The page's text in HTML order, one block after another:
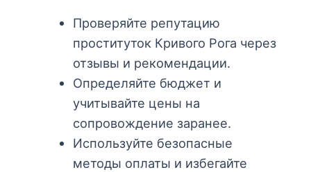
Проверяйте репутацию
проституток Кривого Рога через
отзывы и рекомендации.
Определяйте бюджет и
учитывайте цены на
сопровождение заранее.
Используйте безопасные
методы оплаты и избегайте